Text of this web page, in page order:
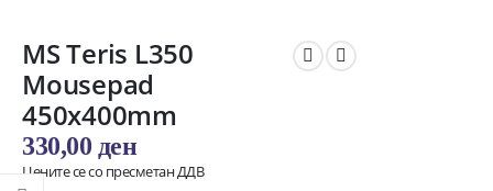
MS Teris L350
Mousepad
450x400mm
330,00 ден
Цените се со пресметан ДДВ